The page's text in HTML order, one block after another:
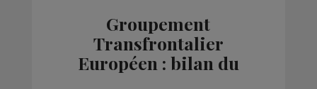
Groupement
Transfrontalier
Européen : bilan du